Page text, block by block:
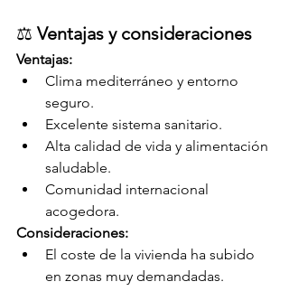
⚖️ Ventajas y consideraciones
Ventajas:
Clima mediterráneo y entorno
seguro.
Excelente sistema sanitario.
Alta calidad de vida y alimentación
saludable.
Comunidad internacional
acogedora.
Consideraciones:
El coste de la vivienda ha subido
en zonas muy demandadas.